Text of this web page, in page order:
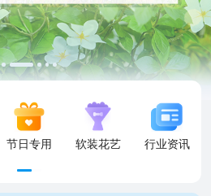
节日专用 软装花艺 行业资讯